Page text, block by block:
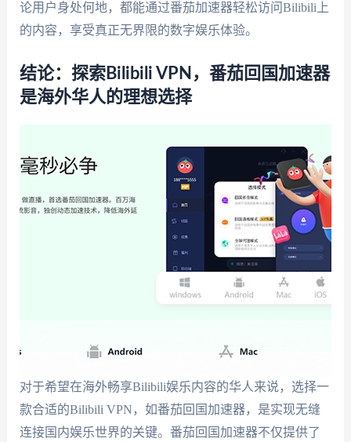
论用户身处何地，都能通过番茄加速器轻松访问Bilibili上
的内容，享受真正无界限的数字娱乐体验。
结论：探索Bilibili VPN，番茄回国加速器
是海外华人的理想选择
对于希望在海外畅享Bilibili娱乐内容的华人来说，选择一
款合适的Bilibili VPN，如番茄回国加速器，是实现无缝
连接国内娱乐世界的关键。番茄回国加速器不仅提供了